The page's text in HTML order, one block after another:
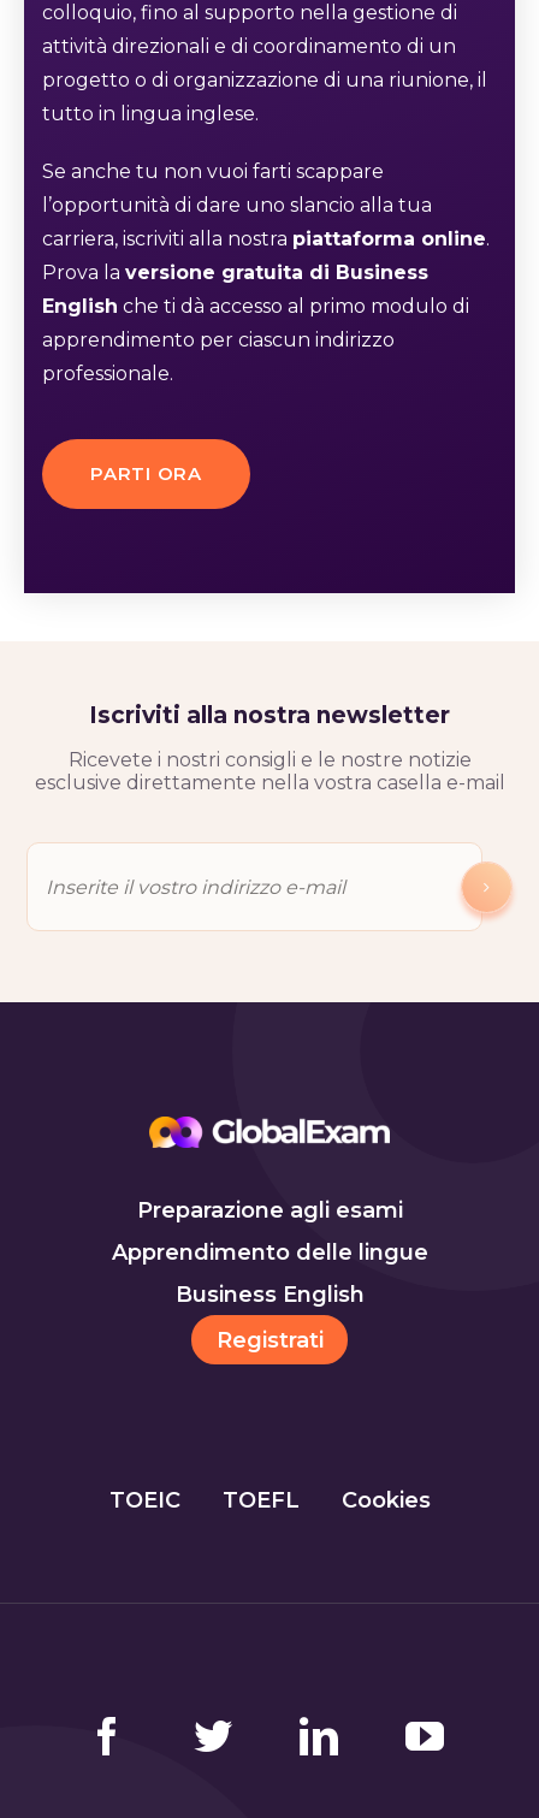
colloquio, fino al supporto nella gestione di
attività direzionali e di coordinamento di un
progetto o di organizzazione di una riunione, il
tutto in lingua inglese.
Se anche tu non vuoi farti scappare
l’opportunità di dare uno slancio alla tua
carriera, iscriviti alla nostra piattaforma online.
Prova la versione gratuita di Business
English che ti dà accesso al primo modulo di
apprendimento per ciascun indirizzo
professionale.
PARTI ORA
Iscriviti alla nostra newsletter
Ricevete i nostri consigli e le nostre notizie
esclusive direttamente nella vostra casella e-mail
Preparazione agli esami
Apprendimento delle lingue
Business English
Registrati
TOEIC TOEFL Cookies